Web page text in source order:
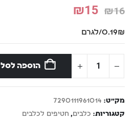
₪16
₪15
0.19₪/לגרם
הוספה לסל
מק"ט: 7290111961014
קטגוריות: כלבים, חטיפים לכלבים